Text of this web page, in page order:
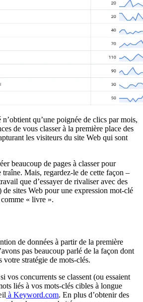
qu’une poignée de clics par mois,
de vous classer à la première place des
les visiteurs du site Web qui sont
beaucoup de pages à classer pour
Mais, regardez-le de cette façon –
que d’essayer de rivaliser avec des
sites Web pour une expression mot-clé
« livre ».
de données à partir de la première
pas beaucoup parlé de la façon dont
votre stratégie de mots-clés.
vos concurrents se classent (ou essaient
liés à vos mots-clés cibles à longue
à Keyword.com. En plus d’obtenir des